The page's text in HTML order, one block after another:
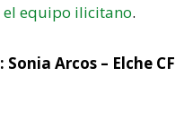
equipo ilicitano.
Sonia Arcos – Elche CF